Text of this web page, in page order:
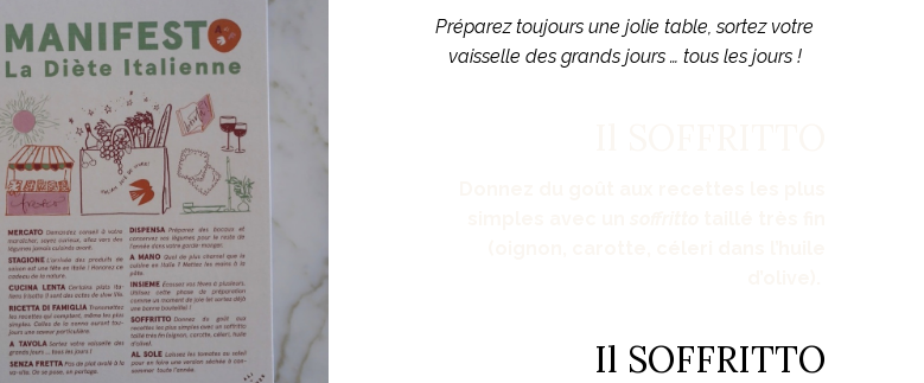
Préparez toujours une jolie table, sortez votre
vaisselle des grands jours … tous les jours !
Il SOFFRITTO